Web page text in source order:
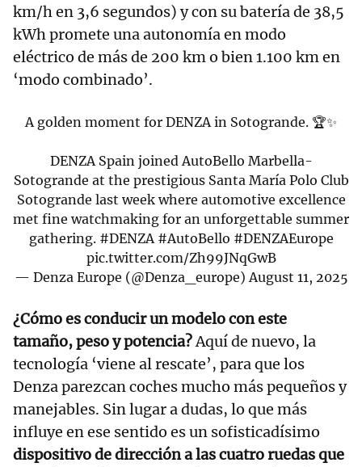
km/h en 3,6 segundos) y con su batería de 38,5
kWh promete una autonomía en modo
eléctrico de más de 200 km o bien 1.100 km en
‘modo combinado’.
A golden moment for DENZA in Sotogrande. 🏆✨
DENZA Spain joined AutoBello Marbella-
Sotogrande at the prestigious Santa María Polo Club
Sotogrande last week where automotive excellence
met fine watchmaking for an unforgettable summer
gathering. #DENZA #AutoBello #DENZAEurope
pic.twitter.com/Zh99JNqGwB
— Denza Europe (@Denza_europe)August 11, 2025
¿Cómo es conducir un modelo con este
tamaño, peso y potencia?Aquí de nuevo, la
tecnología ‘viene al rescate’, para que los
Denza parezcan coches mucho más pequeños y
manejables. Sin lugar a dudas, lo que más
influye en ese sentido es un sofisticadísimo
dispositivo de dirección a las cuatro ruedas que